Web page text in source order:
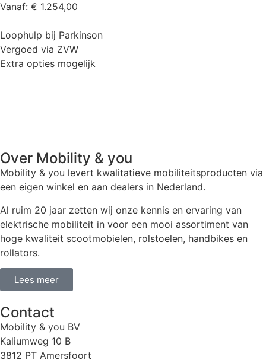
Vanaf: € 1.254,00
Loophulp bij Parkinson
Vergoed via ZVW
Extra opties mogelijk
Over Mobility & you
Mobility & you levert kwalitatieve mobiliteitsproducten via
een eigen winkel en aan dealers in Nederland.
Al ruim 20 jaar zetten wij onze kennis en ervaring van
elektrische mobiliteit in voor een mooi assortiment van
hoge kwaliteit scootmobielen, rolstoelen, handbikes en
rollators.
Lees meer
Contact
Mobility & you BV
Kaliumweg 10 B
3812 PT Amersfoort